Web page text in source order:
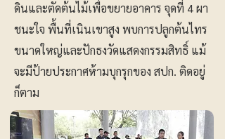
ดินและตัดต้นไม้เพื่อขยายอาคาร ​จุดที่ 4 ผา
ชนะใจ พื้นที่เนินเขาสูง พบการปลูกต้นไทร
ขนาดใหญ่และปักธงวัดแสดงกรรมสิทธิ์ แม้
จะมีป้ายประกาศห้ามบุกรุกของ สปก. ติดอยู่
ก็ตาม